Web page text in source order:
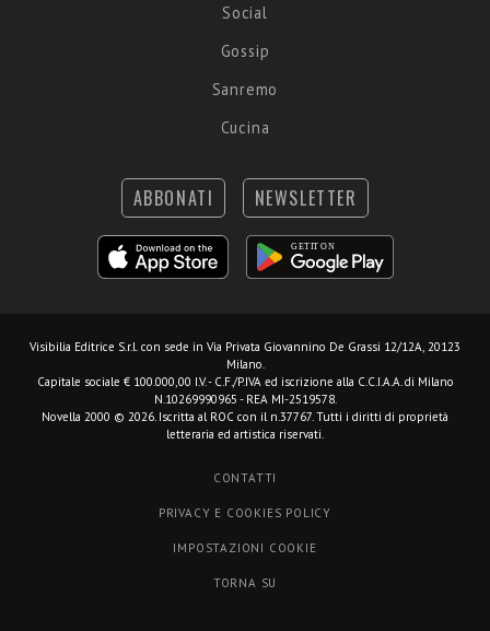
Social
Gossip
Sanremo
Cucina
ABBONATI NEWSLETTER
Visibilia Editrice S.r.l. con sede in Via Privata Giovannino De Grassi 12/12A, 20123
Milano.
Capitale sociale € 100.000,00 I.V. - C.F./P.IVA ed iscrizione alla C.C.I.A.A. di Milano
N.10269990965 - REA MI-2519578.
Novella 2000 © 2026. Iscritta al ROC con il n.37767. Tutti i diritti di proprietà
letteraria ed artistica riservati.
CONTATTI
PRIVACY E COOKIES POLICY
IMPOSTAZIONI COOKIE
TORNA SU